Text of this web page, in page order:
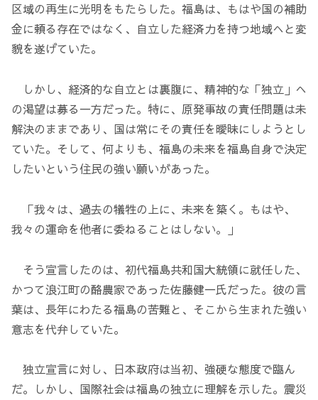
区域の再生に光明をもたらした。福島は、もはや国の補助
金に頼る存在ではなく、自立した経済力を持つ地域へと変
貌を遂げていた。
しかし、経済的な自立とは裏腹に、精神的な「独立」へ
の渇望は募る一方だった。特に、原発事故の責任問題は未
解決のままであり、国は常にその責任を曖昧にしようとし
ていた。そして、何よりも、福島の未来を福島自身で決定
したいという住民の強い願いがあった。
「我々は、過去の犠牲の上に、未来を築く。もはや、
我々の運命を他者に委ねることはしない。」
そう宣言したのは、初代福島共和国大統領に就任した、
かつて浪江町の酪農家であった佐藤健一氏だった。彼の言
葉は、長年にわたる福島の苦難と、そこから生まれた強い
意志を代弁していた。
独立宣言に対し、日本政府は当初、強硬な態度で臨ん
だ。しかし、国際社会は福島の独立に理解を示した。震災